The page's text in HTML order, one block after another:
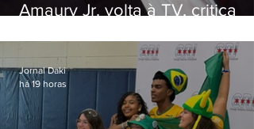
Amaury Jr. volta à TV, critica
viraram colunistas de si
Jornal Daki
há 19 horas